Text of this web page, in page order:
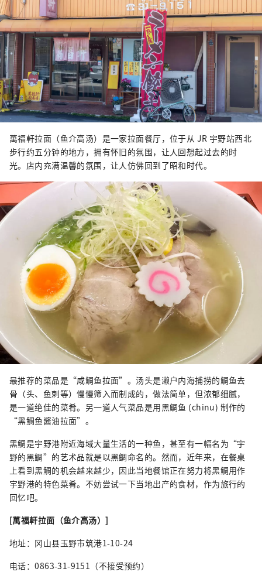
萬福軒拉面（鱼介高汤）是一家拉面餐厅，位于从 JR 宇野站西北
步行约五分钟的地方，拥有怀旧的氛围，让人回想起过去的时
光。店内充满温馨的氛围，让人仿佛回到了昭和时代。
最推荐的菜品是“咸鲷鱼拉面”。汤头是濑户内海捕捞的鲷鱼去
骨（头、鱼刺等）慢慢筛入而制成的，做法简单，但浓郁细腻，
是一道绝佳的菜肴。另一道人气菜品是用黑鲷鱼 (chinu) 制作的
“黑鲷鱼酱油拉面”。
黑鲷是宇野港附近海域大量生活的一种鱼，甚至有一幅名为“宇
野的黑鲷”的艺术品就是以黑鲷命名的。然而，近年来，在餐桌
上看到黑鲷的机会越来越少，因此当地餐馆正在努力将黑鲷用作
宇野港的特色菜肴。不妨尝试一下当地出产的食材，作为旅行的
回忆吧。
[萬福軒拉面（鱼介高汤）]
地址：冈山县玉野市筑港1-10-24
电话：0863-31-9151（不接受预约）